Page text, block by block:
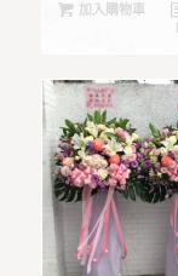
加入購物車